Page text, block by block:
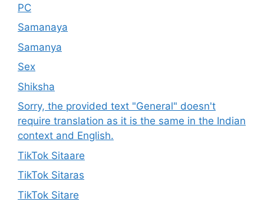
PC
Samanaya
Samanya
Sex
Shiksha
Sorry, the provided text "General" doesn't
require translation as it is the same in the Indian
context and English.
TikTok Sitaare
TikTok Sitaras
TikTok Sitare